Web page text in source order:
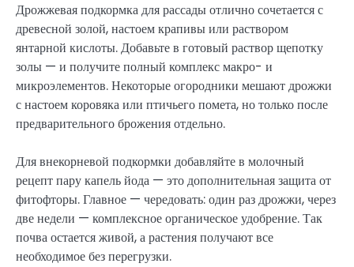
Дрожжевая подкормка для рассады отлично сочетается с
древесной золой, настоем крапивы или раствором
янтарной кислоты. Добавьте в готовый раствор щепотку
золы — и получите полный комплекс макро- и
микроэлементов. Некоторые огородники мешают дрожжи
с настоем коровяка или птичьего помета, но только после
предварительного брожения отдельно.
Для внекорневой подкормки добавляйте в молочный
рецепт пару капель йода — это дополнительная защита от
фитофторы. Главное — чередовать: один раз дрожжи, через
две недели — комплексное органическое удобрение. Так
почва остается живой, а растения получают все
необходимое без перегрузки.